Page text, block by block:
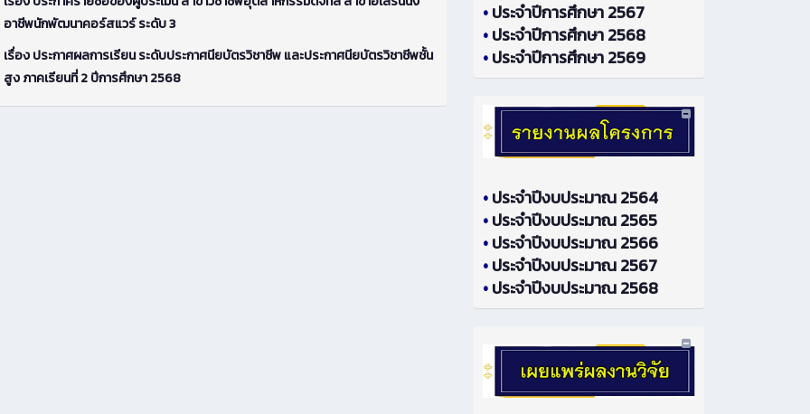
อาชีพนักพัฒนาคอร์สแวร์ ระดับ 3
เรื่อง ประกาศผลการเรียน ระดับประกาศนียบัตรวิชาชีพ และประกาศนียบัตรวิชาชีพชั้น
สูง ภาคเรียนที่ 2 ปีการศึกษา 2568
•ประจำปีการศึกษา 2567
•ประจำปีการศึกษา 2568
•ประจำปีการศึกษา 2569
•ประจำปีงบประมาณ 2564
•ประจำปีงบประมาณ 2565
•ประจำปีงบประมาณ 2566
•ประจำปีงบประมาณ 2567
•ประจำปีงบประมาณ 2568